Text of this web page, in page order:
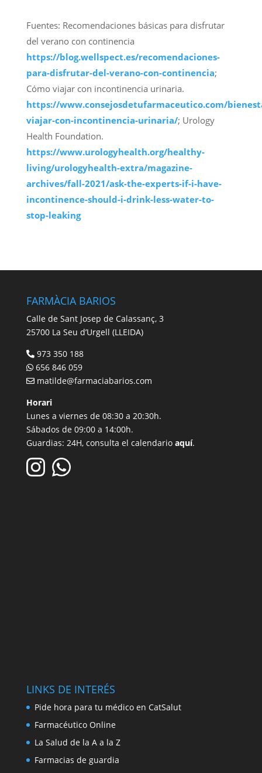
Fuentes: Recomendaciones básicas para disfrutar
del verano con continencia
https://blog.wellspect.es/recomendaciones-
para-disfrutar-del-verano-con-continencia;
Cómo viajar con incontinencia urinaria.
https://www.consejosdetufarmaceutico.com/
viajar-con-incontinencia-urinaria/; Urology
Health Foundation.
https://www.urologyhealth.org/healthy-
living/urologyhealth-extra/magazine-
archives/fall-2021/ask-the-experts-if-i-have-
incontinence-should-i-drink-less-water-to-
stop-leaking
FARMÀCIA BARIOS
Calle de Sant Josep de Calassanç, 3
25700 La Seu d’Urgell (LLEIDA)
973 350 188
656 846 059
matilde@farmaciabarios.com
Horari
Lunes a viernes de 08:30 a 20:30h.
Sábados de 09:00 a 14:00h.
Guardias: 24H, consulta el calendario aquí.
LINKS DE INTERÉS
Pide hora para tu médico en CatSalut
Farmacéutico Online
La Salud de la A a la Z
Farmacias de guardia